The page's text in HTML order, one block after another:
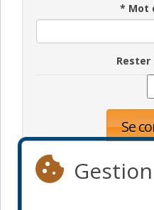
* Mot
Rester
Se